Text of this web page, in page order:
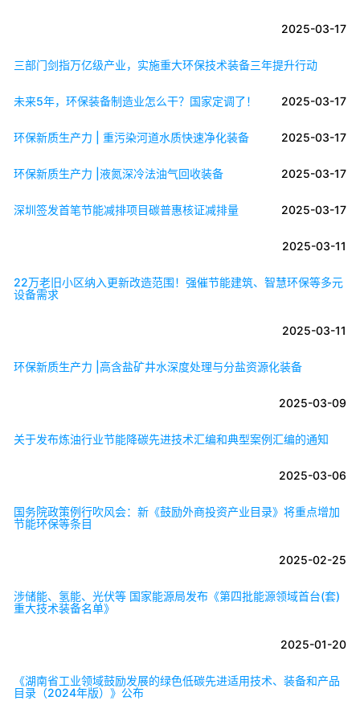
2025-03-17
三部门剑指万亿级产业，实施重大环保技术装备三年提升行动
2025-03-17
未来5年，环保装备制造业怎么干？国家定调了！
2025-03-17
环保新质生产力 | 重污染河道水质快速净化装备
2025-03-17
环保新质生产力 |液氮深冷法油气回收装备
2025-03-17
深圳签发首笔节能减排项目碳普惠核证减排量
2025-03-11
22万老旧小区纳入更新改造范围！强催节能建筑、智慧环保等多元
设备需求
2025-03-11
环保新质生产力 |高含盐矿井水深度处理与分盐资源化装备
2025-03-09
关于发布炼油行业节能降碳先进技术汇编和典型案例汇编的通知
2025-03-06
国务院政策例行吹风会：新《鼓励外商投资产业目录》将重点增加
节能环保等条目
2025-02-25
涉储能、氢能、光伏等 国家能源局发布《第四批能源领域首台(套)
重大技术装备名单》
2025-01-20
《湖南省工业领域鼓励发展的绿色低碳先进适用技术、装备和产品
目录（2024年版）》公布